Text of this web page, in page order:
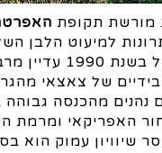
מורשת תקופת
למיעוט הלבן
למרות שהוא בוטל
של צאצאי
נהנים מהכנסה
האפריקאי ומרמת
שיוויון עמוק הוא